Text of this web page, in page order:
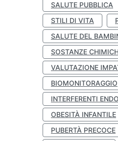
SALUTE PUBBLICA
STILI DI VITA
SALUTE DEL
SOSTANZE
VALUTAZIONE
BIOMONITORAGGIO
INTERFERENTI
OBESITÀ INFANTILE
PUBERTÀ PRECOCE